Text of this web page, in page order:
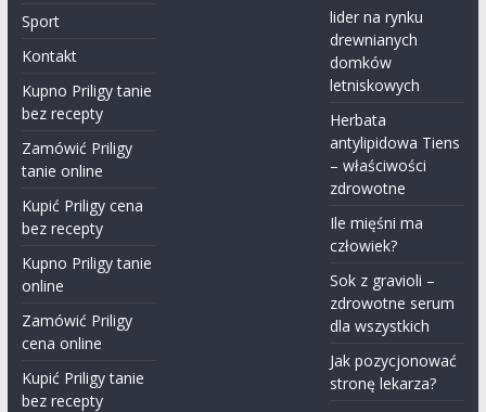
Sport
Kontakt
Kupno Priligy tanie
bez recepty
Zamówić Priligy
tanie online
Kupić Priligy cena
bez recepty
Kupno Priligy tanie
online
Zamówić Priligy
cena online
Kupić Priligy tanie
bez recepty
lider na rynku
drewnianych
domków
letniskowych
Herbata
antylipidowa Tiens
– właściwości
zdrowotne
Ile mięśni ma
człowiek?
Sok z gravioli –
zdrowotne serum
dla wszystkich
Jak pozycjonować
stronę lekarza?